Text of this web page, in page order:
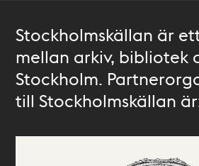
Stockholmskällan är
mellan arkiv, bibliotek
Stockholm.
till Stockholmskällan